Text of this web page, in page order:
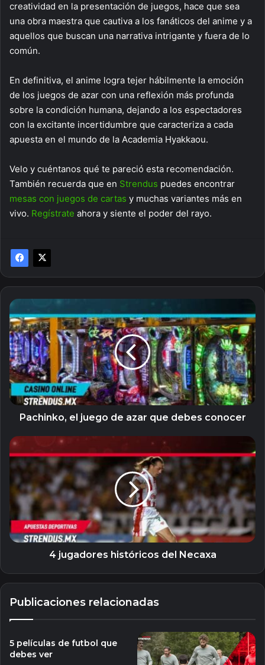
creatividad en la presentación de juegos, hace que sea
una obra maestra que cautiva a los fanáticos del anime y a
aquellos que buscan una narrativa intrigante y fuera de lo
común.
En definitiva, el anime logra tejer hábilmente la emoción
de los juegos de azar con una reflexión más profunda
sobre la condición humana, dejando a los espectadores
con la excitante incertidumbre que caracteriza a cada
apuesta en el mundo de la Academia Hyakkaou.
Velo y cuéntanos qué te pareció esta recomendación.
También recuerda que en Strendus puedes encontrar
mesas con juegos de cartas y muchas variantes más en
vivo. Regístrate ahora y siente el poder del rayo.
Pachinko,
el
juego
de
azar
que
debes
conocer
Pachinko, el juego de azar que debes conocer
4
jugadores
históricos
del
Necaxa
4 jugadores históricos del Necaxa
Publicaciones relacionadas
5 películas de futbol que
debes ver